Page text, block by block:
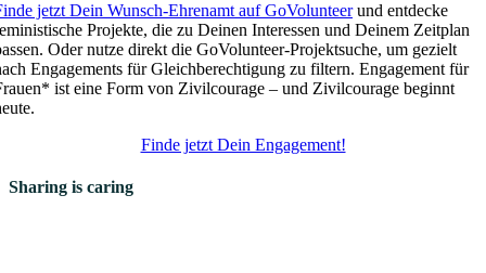
jetzt Dein Wunsch-Ehrenamt auf GoVolunteerund entdecke
Projekte, die zu Deinen Interessen und Deinem Zeitplan
Oder nutze direkt die GoVolunteer-Projektsuche, um gezielt
Engagements für Gleichberechtigung zu filtern. Engagement für
ist eine Form von Zivilcourage – und Zivilcourage beginnt
Finde jetzt Dein Engagement!
Sharing is caring